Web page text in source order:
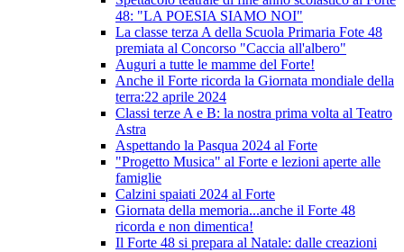
48: "LA POESIA SIAMO NOI"
La classe terza A della Scuola Primaria Fote 48
premiata al Concorso "Caccia all'albero"
Auguri a tutte le mamme del Forte!
Anche il Forte ricorda la Giornata mondiale della
terra:22 aprile 2024
Classi terze A e B: la nostra prima volta al Teatro
Astra
Aspettando la Pasqua 2024 al Forte
"Progetto Musica" al Forte e lezioni aperte alle
famiglie
Calzini spaiati 2024 al Forte
Giornata della memoria...anche il Forte 48
ricorda e non dimentica!
Il Forte 48 si prepara al Natale: dalle creazioni